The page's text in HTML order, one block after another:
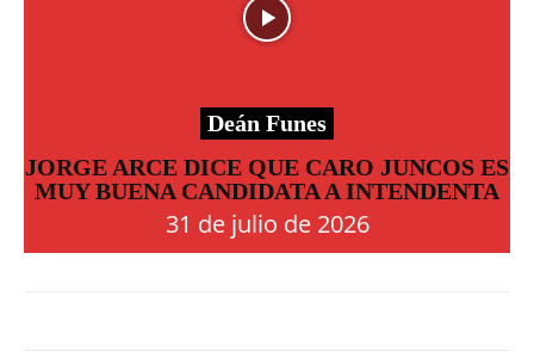
Deán Funes
JORGE ARCE DICE QUE CARO JUNCOS ES
MUY BUENA CANDIDATA A INTENDENTA
31 de julio de 2026